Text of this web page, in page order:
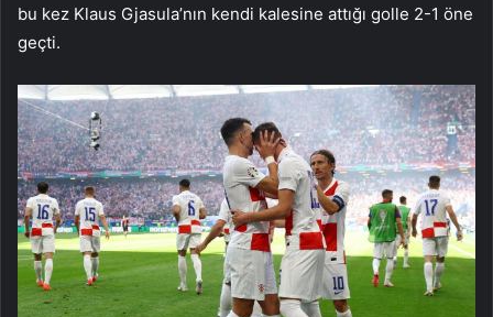
bu kez Klaus Gjasula’nın kendi kalesine attığı golle 2-1 öne
geçti.